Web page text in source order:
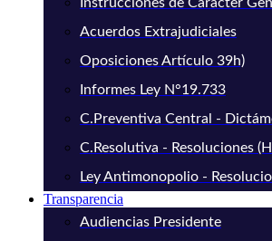
Acuerdos Extrajudiciales
Oposiciones Artículo 39h)
Informes Ley N°19.733
C.Preventiva Central -
C.Resolutiva - Resoluciones
Ley Antimonopolio -
Transparencia
Audiencias Presidente